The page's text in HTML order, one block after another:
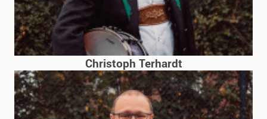
Christoph Terhardt